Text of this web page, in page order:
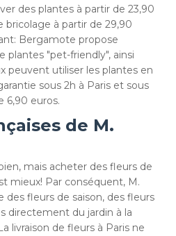
des plantes à partir de 23,90
à partir de 29,90
Bergamote propose
plantes "pet-friendly", ainsi
peuvent utiliser les plantes en
sous 2h à Paris et sous
6,90 euros.
de M.
mais acheter des fleurs de
mieux! Par conséquent, M.
fleurs de saison, des fleurs
directement du jardin à la
livraison de fleurs à Paris ne